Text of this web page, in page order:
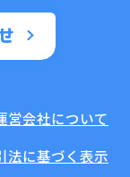
営会社について
法に基づく表示